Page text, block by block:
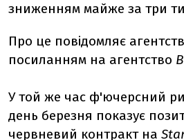
зниженням майже за три
Про це повідомляє
посиланням на агентство
У той же час ф'ючерсний
день березня показує
червневий контракт на